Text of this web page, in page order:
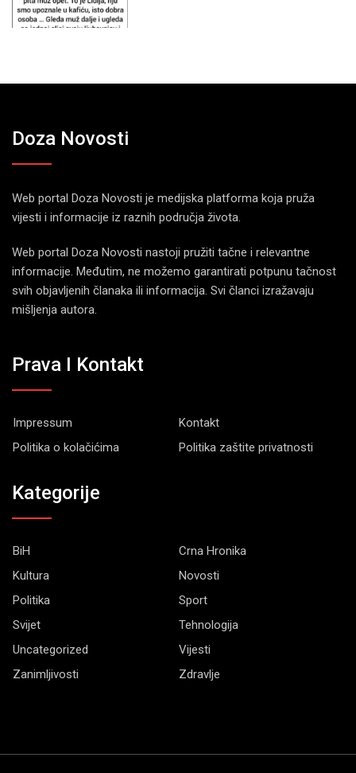
Doza Novosti
Web portal Doza Novosti je medijska platforma koja pruža
vijesti i informacije iz raznih područja života.
Web portal Doza Novosti nastoji pružiti tačne i relevantne
informacije. Međutim, ne možemo garantirati potpunu tačnost
svih objavljenih članaka ili informacija. Svi članci izražavaju
mišljenja autora.
Prava I Kontakt
Impressum
Kontakt
Politika o kolačićima
Politika zaštite privatnosti
Kategorije
BiH
Crna Hronika
Kultura
Novosti
Politika
Sport
Svijet
Tehnologija
Uncategorized
Vijesti
Zanimljivosti
Zdravlje